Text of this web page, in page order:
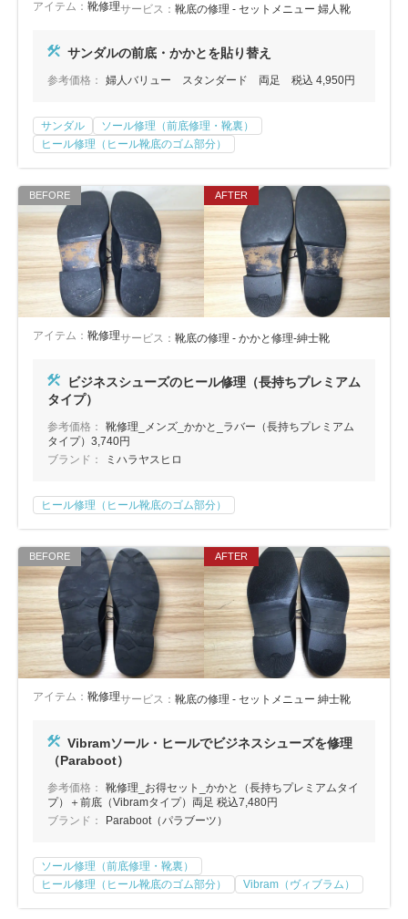
アイテム： 靴修理サービス： 靴底の修理 - セットメニュー 婦人靴
サンダルの前底・かかとを貼り替え
参考価格： 婦人バリュー スタンダード 両足 税込 4,950円
サンダル
ソール修理（前底修理・靴裏）
ヒール修理（ヒール靴底のゴム部分）
アイテム： 靴修理サービス： 靴底の修理 - かかと修理-紳士靴
ビジネスシューズのヒール修理（長持ちプレミアム
タイプ）
参考価格：
靴修理_メンズ_かかと_ラバー（長持ちプレミアム
タイプ）3,740円
ブランド：
ミハラヤスヒロ
ヒール修理（ヒール靴底のゴム部分）
アイテム： 靴修理サービス： 靴底の修理 - セットメニュー 紳士靴
Vibramソール・ヒールでビジネスシューズを修理
（Paraboot）
参考価格：
靴修理_お得セット_かかと（長持ちプレミアムタイ
プ）＋前底（Vibramタイプ）両足 税込7,480円
ブランド：
Paraboot（パラブーツ）
ソール修理（前底修理・靴裏）
ヒール修理（ヒール靴底のゴム部分）
Vibram（ヴィブラム）